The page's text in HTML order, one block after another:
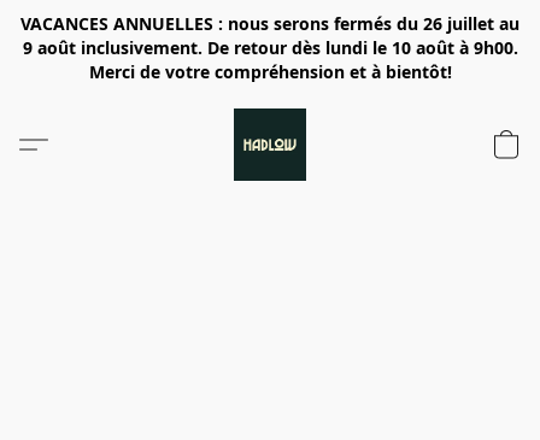
VACANCES ANNUELLES : nous serons fermés du 26 juillet au
9 août inclusivement. De retour dès lundi le 10 août à 9h00.
Merci de votre compréhension et à bientôt!